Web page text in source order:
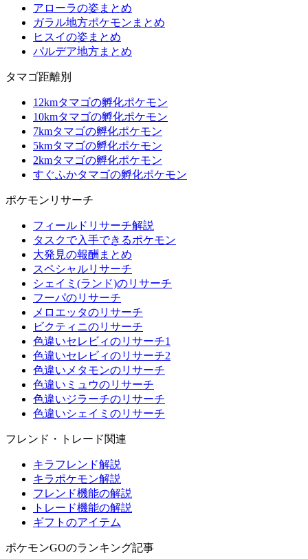
アローラの姿まとめ
ガラル地方ポケモンまとめ
ヒスイの姿まとめ
パルデア地方まとめ
タマゴ距離別
12kmタマゴの孵化ポケモン
10kmタマゴの孵化ポケモン
7kmタマゴの孵化ポケモン
5kmタマゴの孵化ポケモン
2kmタマゴの孵化ポケモン
すぐふかタマゴの孵化ポケモン
ポケモンリサーチ
フィールドリサーチ解説
タスクで入手できるポケモン
大発見の報酬まとめ
スペシャルリサーチ
シェイミ(ランド)のリサーチ
フーパのリサーチ
メロエッタのリサーチ
ビクティニのリサーチ
色違いセレビィのリサーチ1
色違いセレビィのリサーチ2
色違いメタモンのリサーチ
色違いミュウのリサーチ
色違いジラーチのリサーチ
色違いシェイミのリサーチ
フレンド・トレード関連
キラフレンド解説
キラポケモン解説
フレンド機能の解説
トレード機能の解説
ギフトのアイテム
ポケモンGOのランキング記事